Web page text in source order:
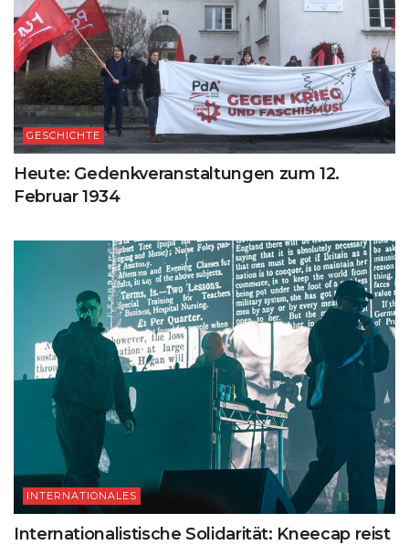
GESCHICHTE
Heute: Gedenkveranstaltungen zum 12.
Februar 1934
INTERNATIONALES
Internationalistische Solidarität: Kneecap reist